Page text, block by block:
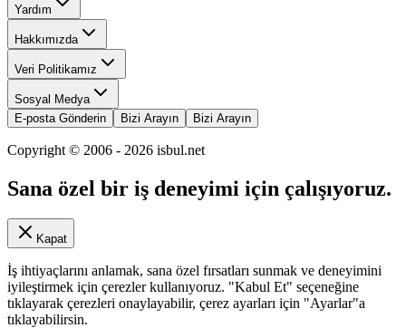
Yardım
Hakkımızda
Veri Politikamız
Sosyal Medya
E-posta Gönderin
Bizi Arayın Bizi Arayın
Copyright © 2006 - 2026 isbul.net
Sana özel bir iş deneyimi için çalışıyoruz.
Kapat
İş ihtiyaçlarını anlamak, sana özel fırsatları sunmak ve deneyimini
iyileştirmek için çerezler kullanıyoruz. "Kabul Et" seçeneğine
tıklayarak çerezleri onaylayabilir, çerez ayarları için "Ayarlar"a
tıklayabilirsin.